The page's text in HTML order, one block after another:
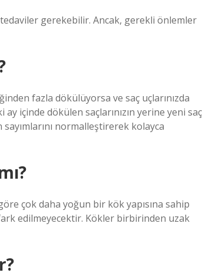
tedaviler gerekebilir. Ancak, gerekli önlemler
fazla dökülüyorsa ve saç uçlarınızda
içinde dökülen saçlarınızın yerine yeni saç
normalleştirerek kolayca
çok daha yoğun bir kök yapısına sahip
edilmeyecektir. Kökler birbirinden uzak